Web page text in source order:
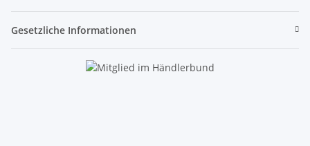
Gesetzliche Informationen